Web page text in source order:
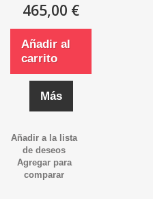
465,00 €
Añadir al
carrito
Más
Añadir a la lista
de deseos
Agregar para
comparar